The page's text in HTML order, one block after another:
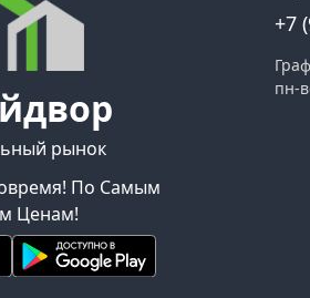
рынок
По Самым
Ценам!
+7
пн-